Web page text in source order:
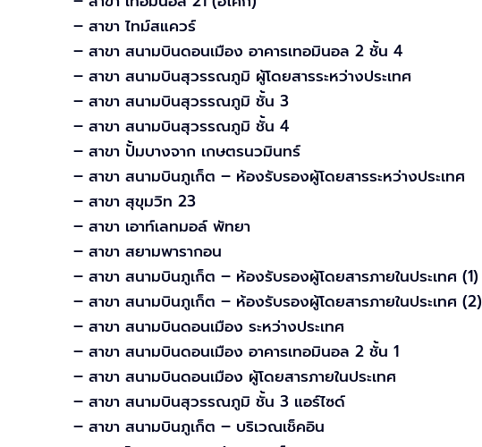
– สาขา ไทม์สแควร์
– สาขา สนามบินดอนเมือง อาคารเทอมินอล 2 ชั้น 4
– สาขา สนามบินสุวรรณภูมิ ผู้โดยสารระหว่างประเทศ
– สาขา สนามบินสุวรรณภูมิ ชั้น 3
– สาขา สนามบินสุวรรณภูมิ ชั้น 4
– สาขา ปั้มบางจาก เกษตรนวมินทร์
– สาขา สนามบินภูเก็ต – ห้องรับรองผู้โดยสารระหว่างประเทศ
– สาขา สุขุมวิท 23
– สาขา เอาท์เลทมอล์ พัทยา
– สาขา สยามพารากอน
– สาขา สนามบินภูเก็ต – ห้องรับรองผู้โดยสารภายในประเทศ (1)
– สาขา สนามบินภูเก็ต – ห้องรับรองผู้โดยสารภายในประเทศ (2)
– สาขา สนามบินดอนเมือง ระหว่างประเทศ
– สาขา สนามบินดอนเมือง อาคารเทอมินอล 2 ชั้น 1
– สาขา สนามบินดอนเมือง ผู้โดยสารภายในประเทศ
– สาขา สนามบินสุวรรณภูมิ ชั้น 3 แอร์ไซด์
– สาขา สนามบินภูเก็ต – บริเวณเช็คอิน